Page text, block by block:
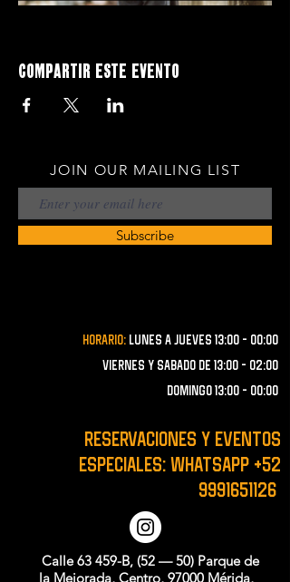
Compartir este evento
JOIN OUR MAILING LIST
Subscribe
Horario: lunes a JUEVES 13:00 - 00:00
VIERNES Y SABADO de 13:00 - 02:00
domingo 13:00 - 00:00
RESERVACIONES y EVENTOS
ESPECIALES: WHATSAPP +52
9991651126
Calle 63 459-B, (52 — 50) Parque de
la Mejorada, Centro, 97000 Mérida,